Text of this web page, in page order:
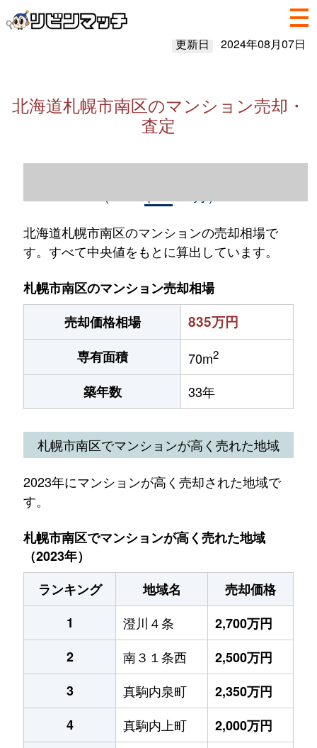
更新日 2024年08月07日
北海道札幌市南区のマンション売却・
査定
北海道札幌市南区のマンションの売却相場で
す。すべて中央値をもとに算出しています。
札幌市南区のマンション売却相場
売却価格相場
835万円
専有面積 70m2
築年数 33年
札幌市南区でマンションが高く売れた地域
2023年にマンションが高く売却された地域で
す。
札幌市南区でマンションが高く売れた地域
（2023年）
ランキング
地域名
売却価格
1
澄川４条
2,700万円
2
南３１条西
2,500万円
3
真駒内泉町
2,350万円
4
真駒内上町
2,000万円